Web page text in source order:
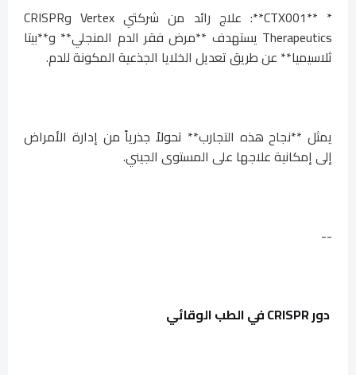
* **CTX001**: علاج رائد من شركتي Vertex وCRISPR
Therapeutics يستهدف **مرض فقر الدم المنجلي** و**بيتا
ثلاسيميا** عن طريق تعديل الخلايا الجذعية المكونة للدم.
يمثل **نجاح هذه التجارب** تحولاً جذرياً من إدارة الأمراض
إلى إمكانية علاجها على المستوى الجيني.
--
دور CRISPR في الطب الوقائي